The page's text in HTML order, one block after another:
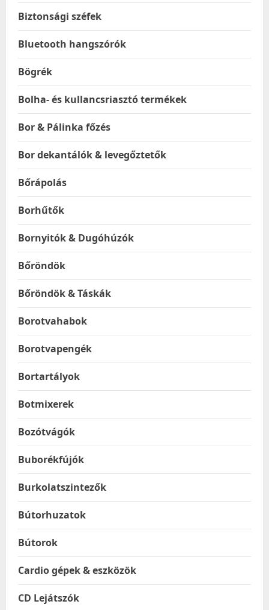
Biztonsági széfek
Bluetooth hangszórók
Bögrék
Bolha- és kullancsriasztó termékek
Bor & Pálinka főzés
Bor dekantálók & levegőztetők
Bőrápolás
Borhűtők
Bornyitók & Dugóhúzók
Bőröndök
Bőröndök & Táskák
Borotvahabok
Borotvapengék
Bortartályok
Botmixerek
Bozótvágók
Buborékfújók
Burkolatszintezők
Bútorhuzatok
Bútorok
Cardio gépek & eszközök
CD Lejátszók